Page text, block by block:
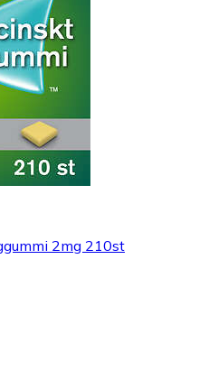
2mg 210st